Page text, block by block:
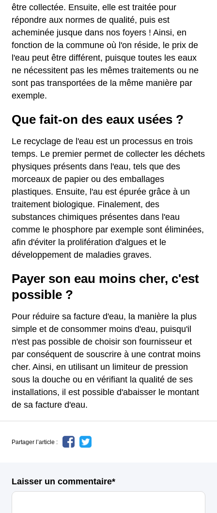
être collectée. Ensuite, elle est traitée pour
répondre aux normes de qualité, puis est
acheminée jusque dans nos foyers ! Ainsi, en
fonction de la commune où l'on réside, le prix de
l'eau peut être différent, puisque toutes les eaux
ne nécessitent pas les mêmes traitements ou ne
sont pas transportées de la même manière par
exemple.
Que fait-on des eaux usées ?
Le recyclage de l'eau est un processus en trois
temps. Le premier permet de collecter les déchets
physiques présents dans l'eau, tels que des
morceaux de papier ou des emballages
plastiques. Ensuite, l'au est épurée grâce à un
traitement biologique. Finalement, des
substances chimiques présentes dans l'eau
comme le phosphore par exemple sont éliminées,
afin d'éviter la prolifération d'algues et le
développement de maladies graves.
Payer son eau moins cher, c'est
possible ?
Pour réduire sa facture d'eau, la manière la plus
simple et de consommer moins d'eau, puisqu'il
n'est pas possible de choisir son fournisseur et
par conséquent de souscrire à une contrat moins
cher. Ainsi, en utilisant un limiteur de pression
sous la douche ou en vérifiant la qualité de ses
installations, il est possible d'abaisser le montant
de sa facture d'eau.
Partager l’article :
Laisser un commentaire*